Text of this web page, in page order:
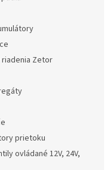
Zetor
prietoku
ovládané 12V, 24V,